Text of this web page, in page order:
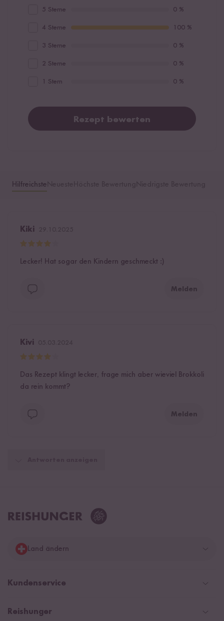
5 Sterne 0 %
4 Sterne 100 %
3 Sterne 0 %
2 Sterne 0 %
1 Stern 0 %
Rezept bewerten
Hilfreichste
Kiki
Lecker! Hat sogar den Kindern geschmeckt :)
Melden
Kivi
Das Rezept klingt lecker, frage mich aber wieviel Brokkoli
da rein kommt?
Melden
Land ändern
Deutschland
Kundenservice
Help Center & FAQ
Reishunger